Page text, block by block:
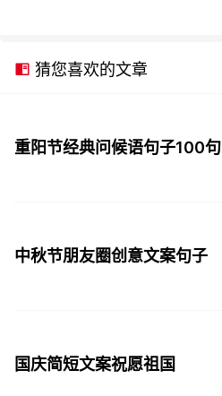
猜您喜欢的文章
重阳节经典问候语句子100句
中秋节朋友圈创意文案句子
国庆简短文案祝愿祖国